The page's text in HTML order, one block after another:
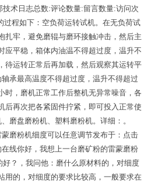
术日志总数:评论数量:留言数量:访问次
程如下：空负荷运转试机。在无负荷试
扎牢，避免磨辊与磨环接触冲击，然后主
应平稳，箱体内油温不得超过度，温升不
待运转正常后再加载，然后观察其运转平
承最高温度不得超过度，温升不得超过
时，磨机正常工作后整机无异常噪音，各
后再次把各紧固件拧紧，即可投入正常使
磨盘磨粉机、塑料磨粉机。详细：。
磨粉机细度可以任意调节发布于：点击
线你好，我想上一台磨矿粉的雷蒙磨粉
？，我问他：磨什么原材料的，对细度
用的，对细度的要求比较高，一般要求在